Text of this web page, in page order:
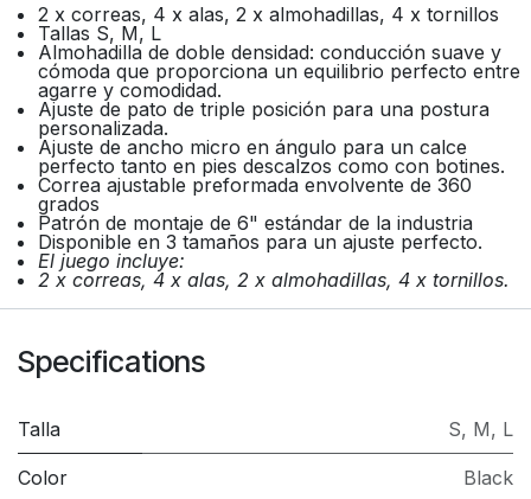
2 x correas, 4 x alas, 2 x almohadillas, 4 x tornillos
Tallas S, M, L
Almohadilla de doble densidad: conducción suave y
cómoda que proporciona un equilibrio perfecto entre
agarre y comodidad.
Ajuste de pato de triple posición para una postura
personalizada.
Ajuste de ancho micro en ángulo para un calce
perfecto tanto en pies descalzos como con botines.
Correa ajustable preformada envolvente de 360 ​​
grados
Patrón de montaje de 6" estándar de la industria
Disponible en 3 tamaños para un ajuste perfecto.
El juego incluye:
2 x correas, 4 x alas, 2 x almohadillas, 4 x tornillos.
Specifications
Talla S, M, L
Color Black